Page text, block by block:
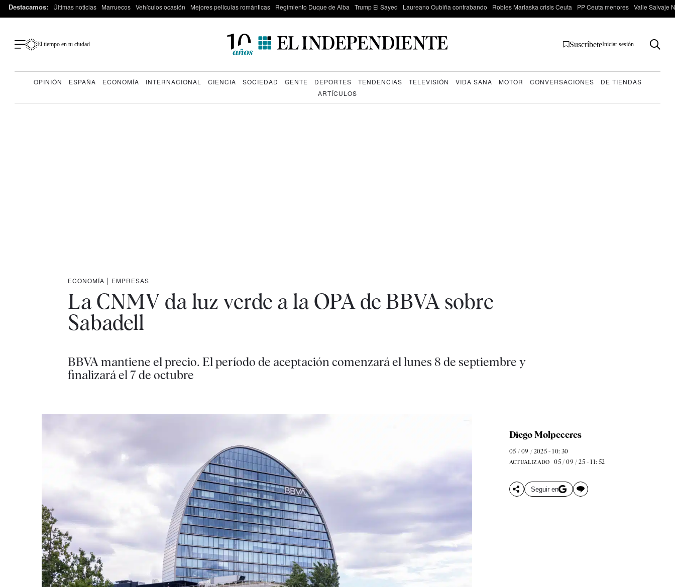
Destacamos: Últimas noticias Marruecos Vehículos ocasión Mejores películas románticas Regimiento Duque de Alba Trump El Sayed Laureano Oubiña contrabando Robles Marlaska crisis Ceuta PP Ceuta menores Valle Salvaje
El tiempo en tu ciudad SuscríbeteIniciar sesión
OPINIÓN ESPAÑA ECONOMÍA INTERNACIONAL CIENCIA SOCIEDAD GENTE DEPORTES TENDENCIAS TELEVISIÓN VIDA SANA MOTOR CONVERSACIONES
DE TIENDAS
ARTÍCULOS
ECONOMÍA | EMPRESAS
La CNMV da luz verde a la OPA de BBVA sobre
Sabadell
BBVA mantiene el precio. El período de aceptación comenzará el lunes 8 de septiembre y
finalizará el 7 de octubre
Diego Molpeceres
05 / 09 / 2025 - 10: 30
ACTUALIZADO 05 / 09 / 25 - 11: 52
Seguir en